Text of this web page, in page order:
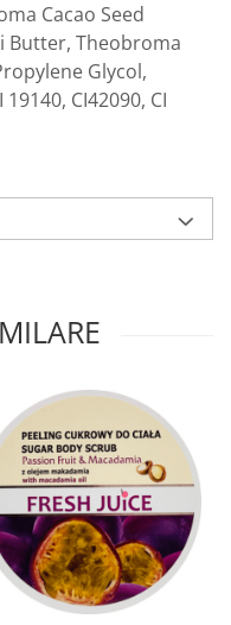
Cacao Seed
Butter, Theobroma
Glycol,
CI42090, CI